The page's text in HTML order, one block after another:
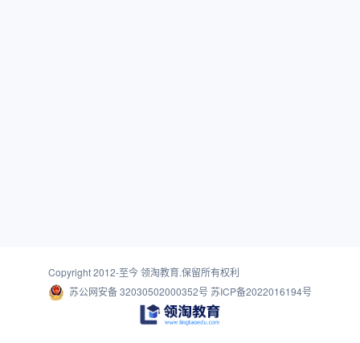
Copyright 2012-至今领淘教育.保留所有权利
苏公网安备 32030502000352号 苏ICP备2022016194号